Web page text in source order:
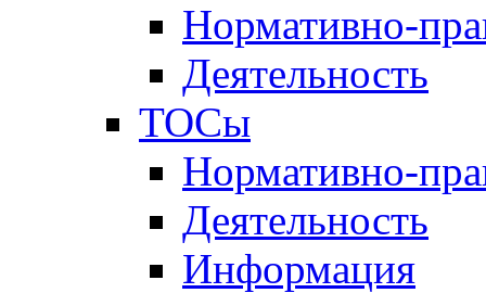
Нормативно-
Деятельность
ТОСы
Нормативно-
Деятельность
Информация